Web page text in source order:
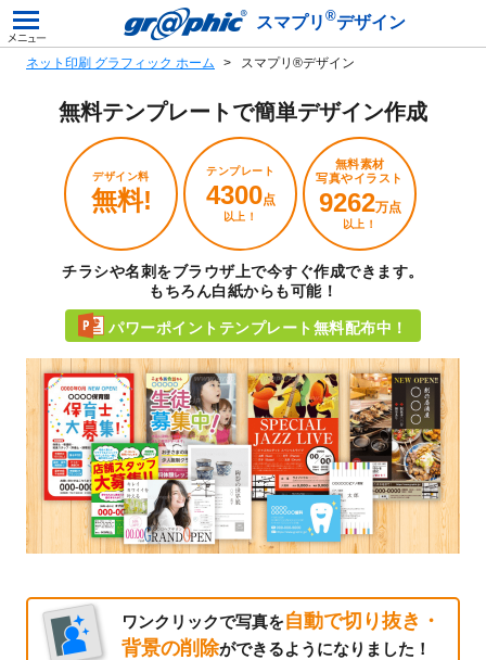
スマプリ ®デザイン
ネット印刷 グラフィック ホーム スマプリ®デザイン
無料テンプレートで簡単デザイン作成
デザイン料
無料!
テンプレート
4300点
以上！
無料素材
写真やイラスト
9262万点
以上！
チラシや名刺をブラウザ上で今すぐ作成できます。
もちろん白紙からも可能！
パワーポイントテンプレート無料配布中！
ワンクリックで写真を自動で切り抜き・
背景の削除ができるようになりました！